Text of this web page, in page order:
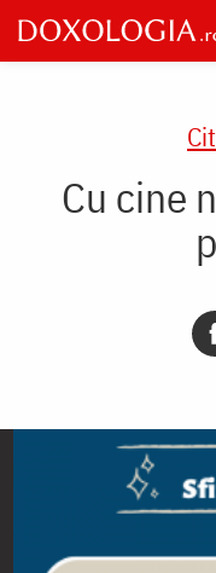
Skip
to
main
Cu cine